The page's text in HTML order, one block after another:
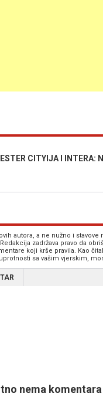
CITYIJA I
autora, a ne nužno i
zadržava pravo da
koji krše pravila. Kao
sa vašim vjerskim,
nema